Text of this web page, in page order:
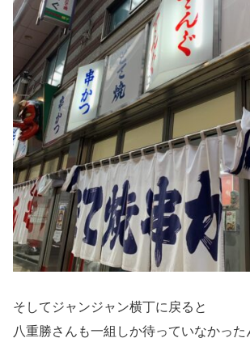
そしてジャンジャン横丁に戻ると
八重勝さんも一組しか待っていなかった